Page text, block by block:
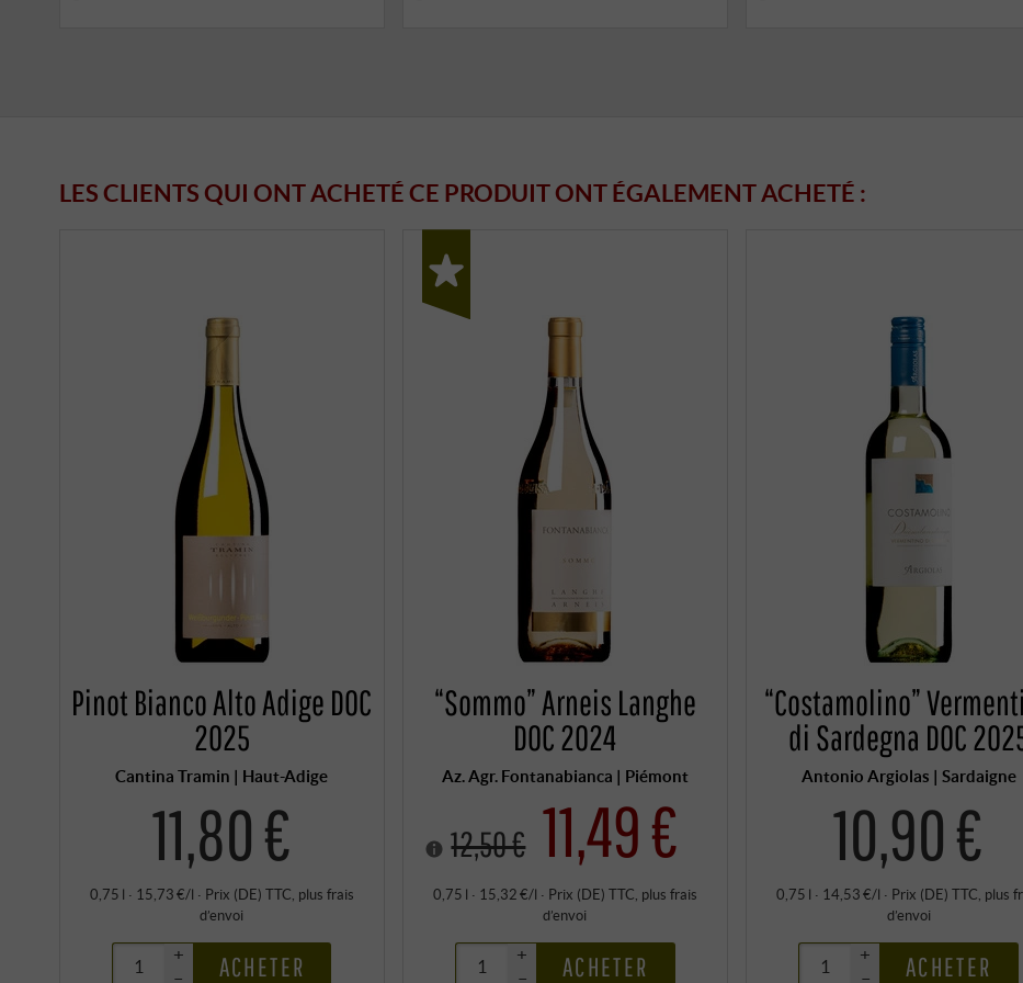
LES CLIENTS QUI ONT ACHETÉ CE PRODUIT ONT ÉGALEMENT ACHETÉ :
Pinot Bianco Alto Adige DOC
2025
Cantina Tramin | Haut-Adige
11,80 €
0,75 l · 15,73 €/l · Prix (DE) TTC , plus frais
d’envoi
+
–
ACHETER
“Sommo” Arneis Langhe
DOC 2024
Az. Agr. Fontanabianca | Piémont
12,50 € 11,49 €
0,75 l · 15,32 €/l · Prix (DE) TTC , plus frais
d’envoi
+
–
ACHETER
“Costamolino”
di Sardegna DOC
Antonio Argiolas | Sardaigne
10,90 €
0,75 l · 14,53 €/l · Prix (DE)TTC , plus
d’envoi
+
–
ACHETER